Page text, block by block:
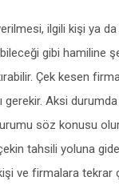
ilgili kişi ya
gibi hamiline
Çek kesen
Aksi
söz konusu
tahsili yoluna
kişi ve firmalara